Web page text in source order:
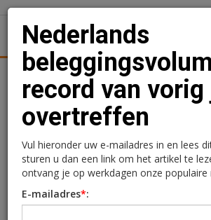
Uitgelicht Achtergronden
Nederlands
record van vorig
overtreffen
Nederlands
record van vorig
overtreffen
Vul hieronder uw e-mailadres in en lees
sturen u dan een link om het artikel te
ontvang je op werkdagen onze populaire
E-mailadres*: